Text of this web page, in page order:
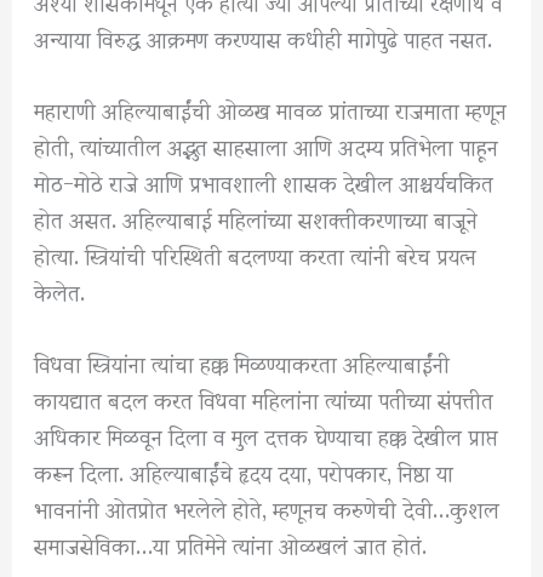
अन्याया विरुद्ध आक्रमण करण्यास कधीही मागेपुढे पाहत नसत.
महाराणी अहिल्याबाईंची ओळख मावळ प्रांताच्या राजमाता म्हणून
होती, त्यांच्यातील अद्भुत साहसाला आणि अदम्य प्रतिभेला पाहून
मोठ-मोठे राजे आणि प्रभावशाली शासक देखील आश्चर्यचकित
होत असत. अहिल्याबाई महिलांच्या सशक्तीकरणाच्या बाजूने
होत्या. स्त्रियांची परिस्थिती बदलण्या करता त्यांनी बरेच प्रयत्न
केलेत.
विधवा स्त्रियांना त्यांचा हक्क मिळण्याकरता अहिल्याबाईंनी
कायद्यात बदल करत विधवा महिलांना त्यांच्या पतीच्या संपत्तीत
अधिकार मिळवून दिला व मुल दत्तक घेण्याचा हक्क देखील प्राप्त
करून दिला. अहिल्याबाईंचे हृदय दया, परोपकार, निष्ठा या
भावनांनी ओतप्रोत भरलेले होते, म्हणूनच करुणेची देवी…कुशल
समाजसेविका…या प्रतिमेने त्यांना ओळखलं जात होतं.